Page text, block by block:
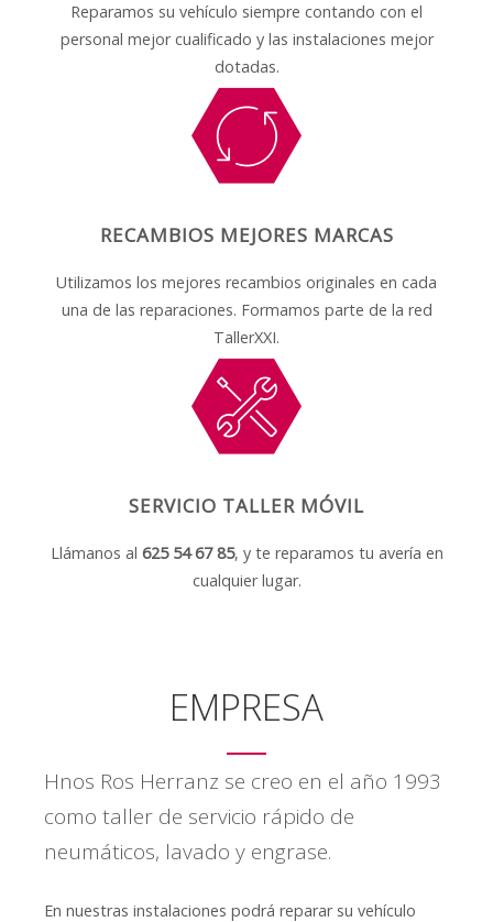
Reparamos su vehículo siempre contando con el
personal mejor cualificado y las instalaciones mejor
dotadas.
RECAMBIOS MEJORES MARCAS
Utilizamos los mejores recambios originales en cada
una de las reparaciones. Formamos parte de la red
TallerXXI.
SERVICIO TALLER MÓVIL
Llámanos al 625 54 67 85, y te reparamos tu avería en
cualquier lugar.
EMPRESA
Hnos Ros Herranz se creo en el año 1993
como taller de servicio rápido de
neumáticos, lavado y engrase.
En nuestras instalaciones podrá reparar su vehículo